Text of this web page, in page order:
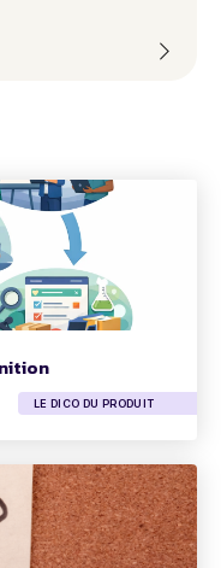
LE DICO DU PRODUIT